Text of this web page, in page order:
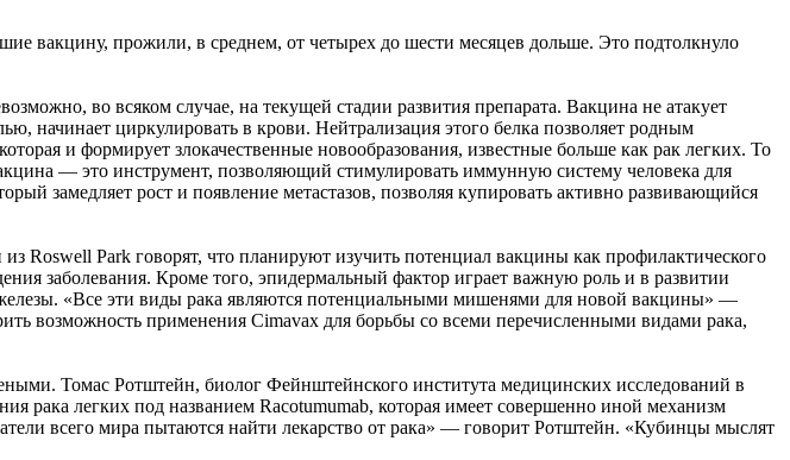
вакцину, прожили, в среднем, от четырех до шести месяцев дольше. Это подтолкнуло
во всяком случае, на текущей стадии развития препарата. Вакцина не атакует
начинает циркулировать в крови. Нейтрализация этого белка позволяет родным
и формирует злокачественные новообразования, известные больше как рак легких. То
— это инструмент, позволяющий стимулировать иммунную систему человека для
замедляет рост и появление метастазов, позволяя купировать активно развивающийся
Park говорят, что планируют изучить потенциал вакцины как профилактического
заболевания. Кроме того, эпидермальный фактор играет важную роль и в развитии
«Все эти виды рака являются потенциальными мишенями для новой вакцины» —
возможность применения Cimavax для борьбы со всеми перечисленными видами рака,
Томас Ротштейн, биолог Фейнштейнского института медицинских исследований в
рака легких под названием Racotumumab, которая имеет совершенно иной механизм
всего мира пытаются найти лекарство от рака» — говорит Ротштейн. «Кубинцы мыслят